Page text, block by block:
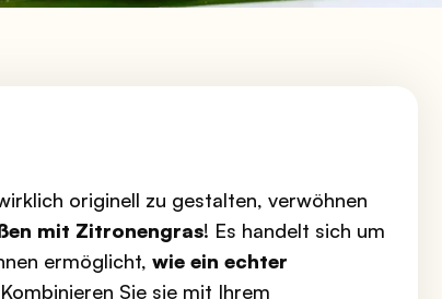
originell zu gestalten, verwöhnen
mit Zitronengras! Es handelt sich um
ermöglicht,wie ein echter
Sie sie mit Ihrem